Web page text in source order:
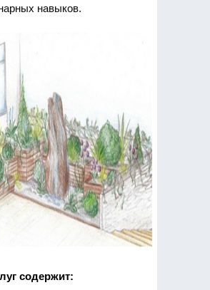
навыков.
содержит: